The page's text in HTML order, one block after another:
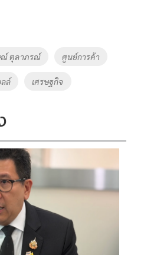
ณ์ ตุลาภรณ์ ศูนย์การค้า
ล์ เศรษฐกิจ